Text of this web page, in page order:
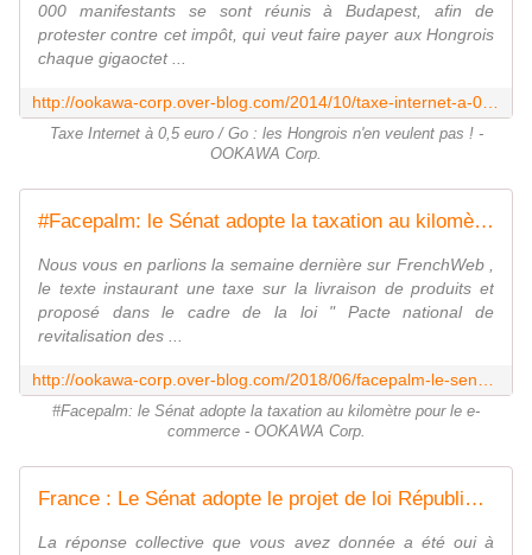
000 manifestants se sont réunis à Budapest, afin de
protester contre cet impôt, qui veut faire payer aux Hongrois
chaque gigaoctet ...
Taxe Internet à 0,5 euro / Go : les Hongrois n'en veulent pas ! -
OOKAWA Corp.
#Facepalm: le Sénat adopte la taxation au kilomètre pour le e-commerce - OOKAWA Corp.
Nous vous en parlions la semaine dernière sur FrenchWeb ,
le texte instaurant une taxe sur la livraison de produits et
proposé dans le cadre de la loi " Pacte national de
revitalisation des ...
#Facepalm: le Sénat adopte la taxation au kilomètre pour le e-
commerce - OOKAWA Corp.
France : Le Sénat adopte le projet de loi République numérique - OOKAWA Corp.
La réponse collective que vous avez donnée a été oui à